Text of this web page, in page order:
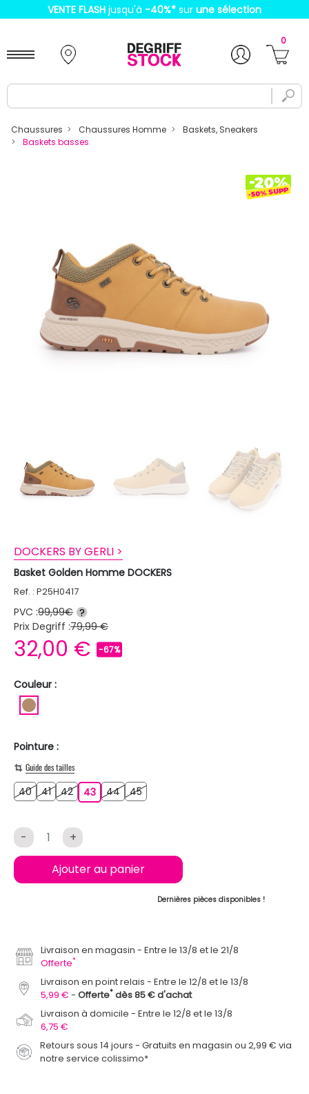
VENTE FLASH jusqu'à -40%* sur une sélection
0
Chaussures Chaussures Homme
Baskets, Sneakers
Baskets basses
DOCKERS BY GERLI >
Basket Golden Homme DOCKERS
Ref. : P25H0417
PVC :99,99€ ?
Prix Degriff :79,99 €
32,00 € -67%
Couleur :
Pointure :
Guide des tailles
40404141 4242434344444545
- +
Ajouter au panier
Dernières pièces disponibles !
Livraison en magasin
Entre le 13/8 et le 21/8
Offerte*
Livraison en point relais
Entre le 12/8 et le 13/8
5,99 €
Offerte* dès 85 € d'achat
Livraison à domicile
Entre le 12/8 et le 13/8
6,75 €
Retours sous 14 jours - Gratuits en magasin ou 2,99 € via
notre service colissimo*